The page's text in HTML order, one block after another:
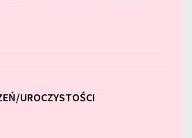
UROCZYSTOŚCI